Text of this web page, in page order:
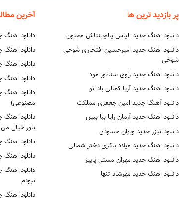
پر بازدید ترین ها
دانلود اهنگ جدید الیاس یالچینتاش مجنون
دانلود اهنگ جدید امیرحسین افتخاری شوخی
شوخی
دانلود اهنگ جدید راوی سناتور مود
دانلود اهنگ جدید آریا کمالی یاد تو
دانلود آهنگ جدید امین جعفری مملکت
دانلود اهنگ جدید آرمان رایا بیا ببین
دانلود تیزر جدید ویوان حسودی
دانلود اهنگ جدید میلاد باکری دختر شمالی
دانلود اهنگ جدید مهران مستی پاییز
دانلود اهنگ جدید مهرشاد تنها
آخرین
دانلود اهنگ
دانلود
دانلود اهنگ
دانلود اهنگ
دانلود
مصنوعی)
دانلود اهنگ
باور خیال
دانلود اهنگ
دانلود
دانلود
نبودم
دانلود